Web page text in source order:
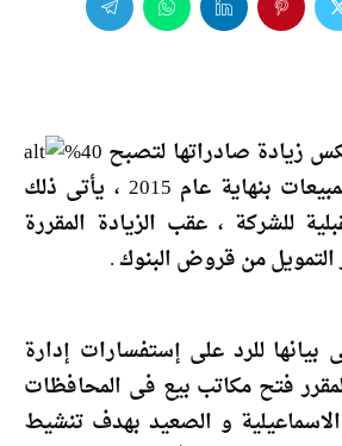
تستهدف شركة روبكس زيادة صادراتها لتصبح 40%
من إجمالى حجم المبيعات بنهاية عام 2015 ، يأتى ذلك
للشركة ، عقب الزيادة المقررة
التمويل من قروض البنوك .
للرد على إستفسارات إدارة
فتح مكاتب بيع فى المحافظات
الاسماعيلية و الصعيد بهدف تنشيط